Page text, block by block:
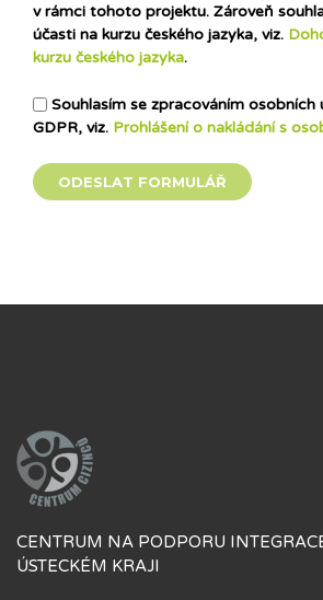
v rámci tohoto projektu. Zároveň
účasti na kurzu českého jazyka, viz.
kurzu českého jazyka.
Souhlasím se zpracováním osobních
GDPR, viz. Prohlášení o nakládání s
CENTRUM NA PODPORU
ÚSTECKÉM KRAJI